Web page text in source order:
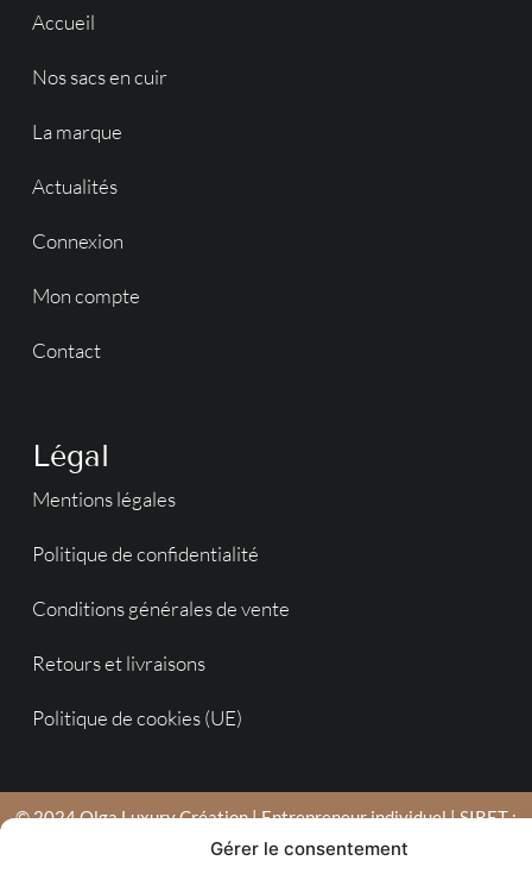
Gérer le consentement
Accueil
Nos sacs en cuir
La marque
Actualités
Connexion
Mon compte
Contact
Légal
Mentions légales
Politique de confidentialité
Conditions générales de vente
Retours et livraisons
Politique de cookies (UE)
© 2024 Olga Luxury Création | Entrepreneur individuel | SIRET :
753 790 039 00022 | Agence en Moselle de création de sites